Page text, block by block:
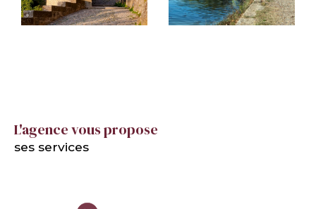
L'agence vous propose
ses services